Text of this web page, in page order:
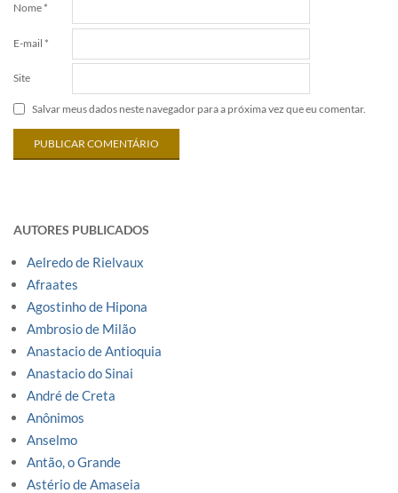
Nome *
E-mail *
Site
Salvar meus dados neste navegador para a próxima vez que eu comentar.
AUTORES PUBLICADOS
Aelredo de Rielvaux
Afraates
Agostinho de Hipona
Ambrosio de Milão
Anastacio de Antioquia
Anastacio do Sinai
André de Creta
Anônimos
Anselmo
Antão, o Grande
Astério de Amaseia